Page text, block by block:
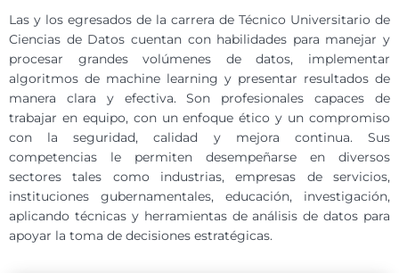
Las y los egresados de la carrera de Técnico Universitario de
Ciencias de Datos cuentan con habilidades para manejar y
procesar grandes volúmenes de datos, implementar
algoritmos de machine learning y presentar resultados de
manera clara y efectiva. Son profesionales capaces de
trabajar en equipo, con un enfoque ético y un compromiso
con la seguridad, calidad y mejora continua. Sus
competencias le permiten desempeñarse en diversos
sectores tales como industrias, empresas de servicios,
instituciones gubernamentales, educación, investigación,
aplicando técnicas y herramientas de análisis de datos para
apoyar la toma de decisiones estratégicas.